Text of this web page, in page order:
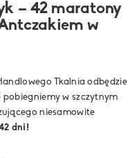
– 42 maratony
w
Tkalnia odbędzie
w szczytnym
niesamowite
dni!